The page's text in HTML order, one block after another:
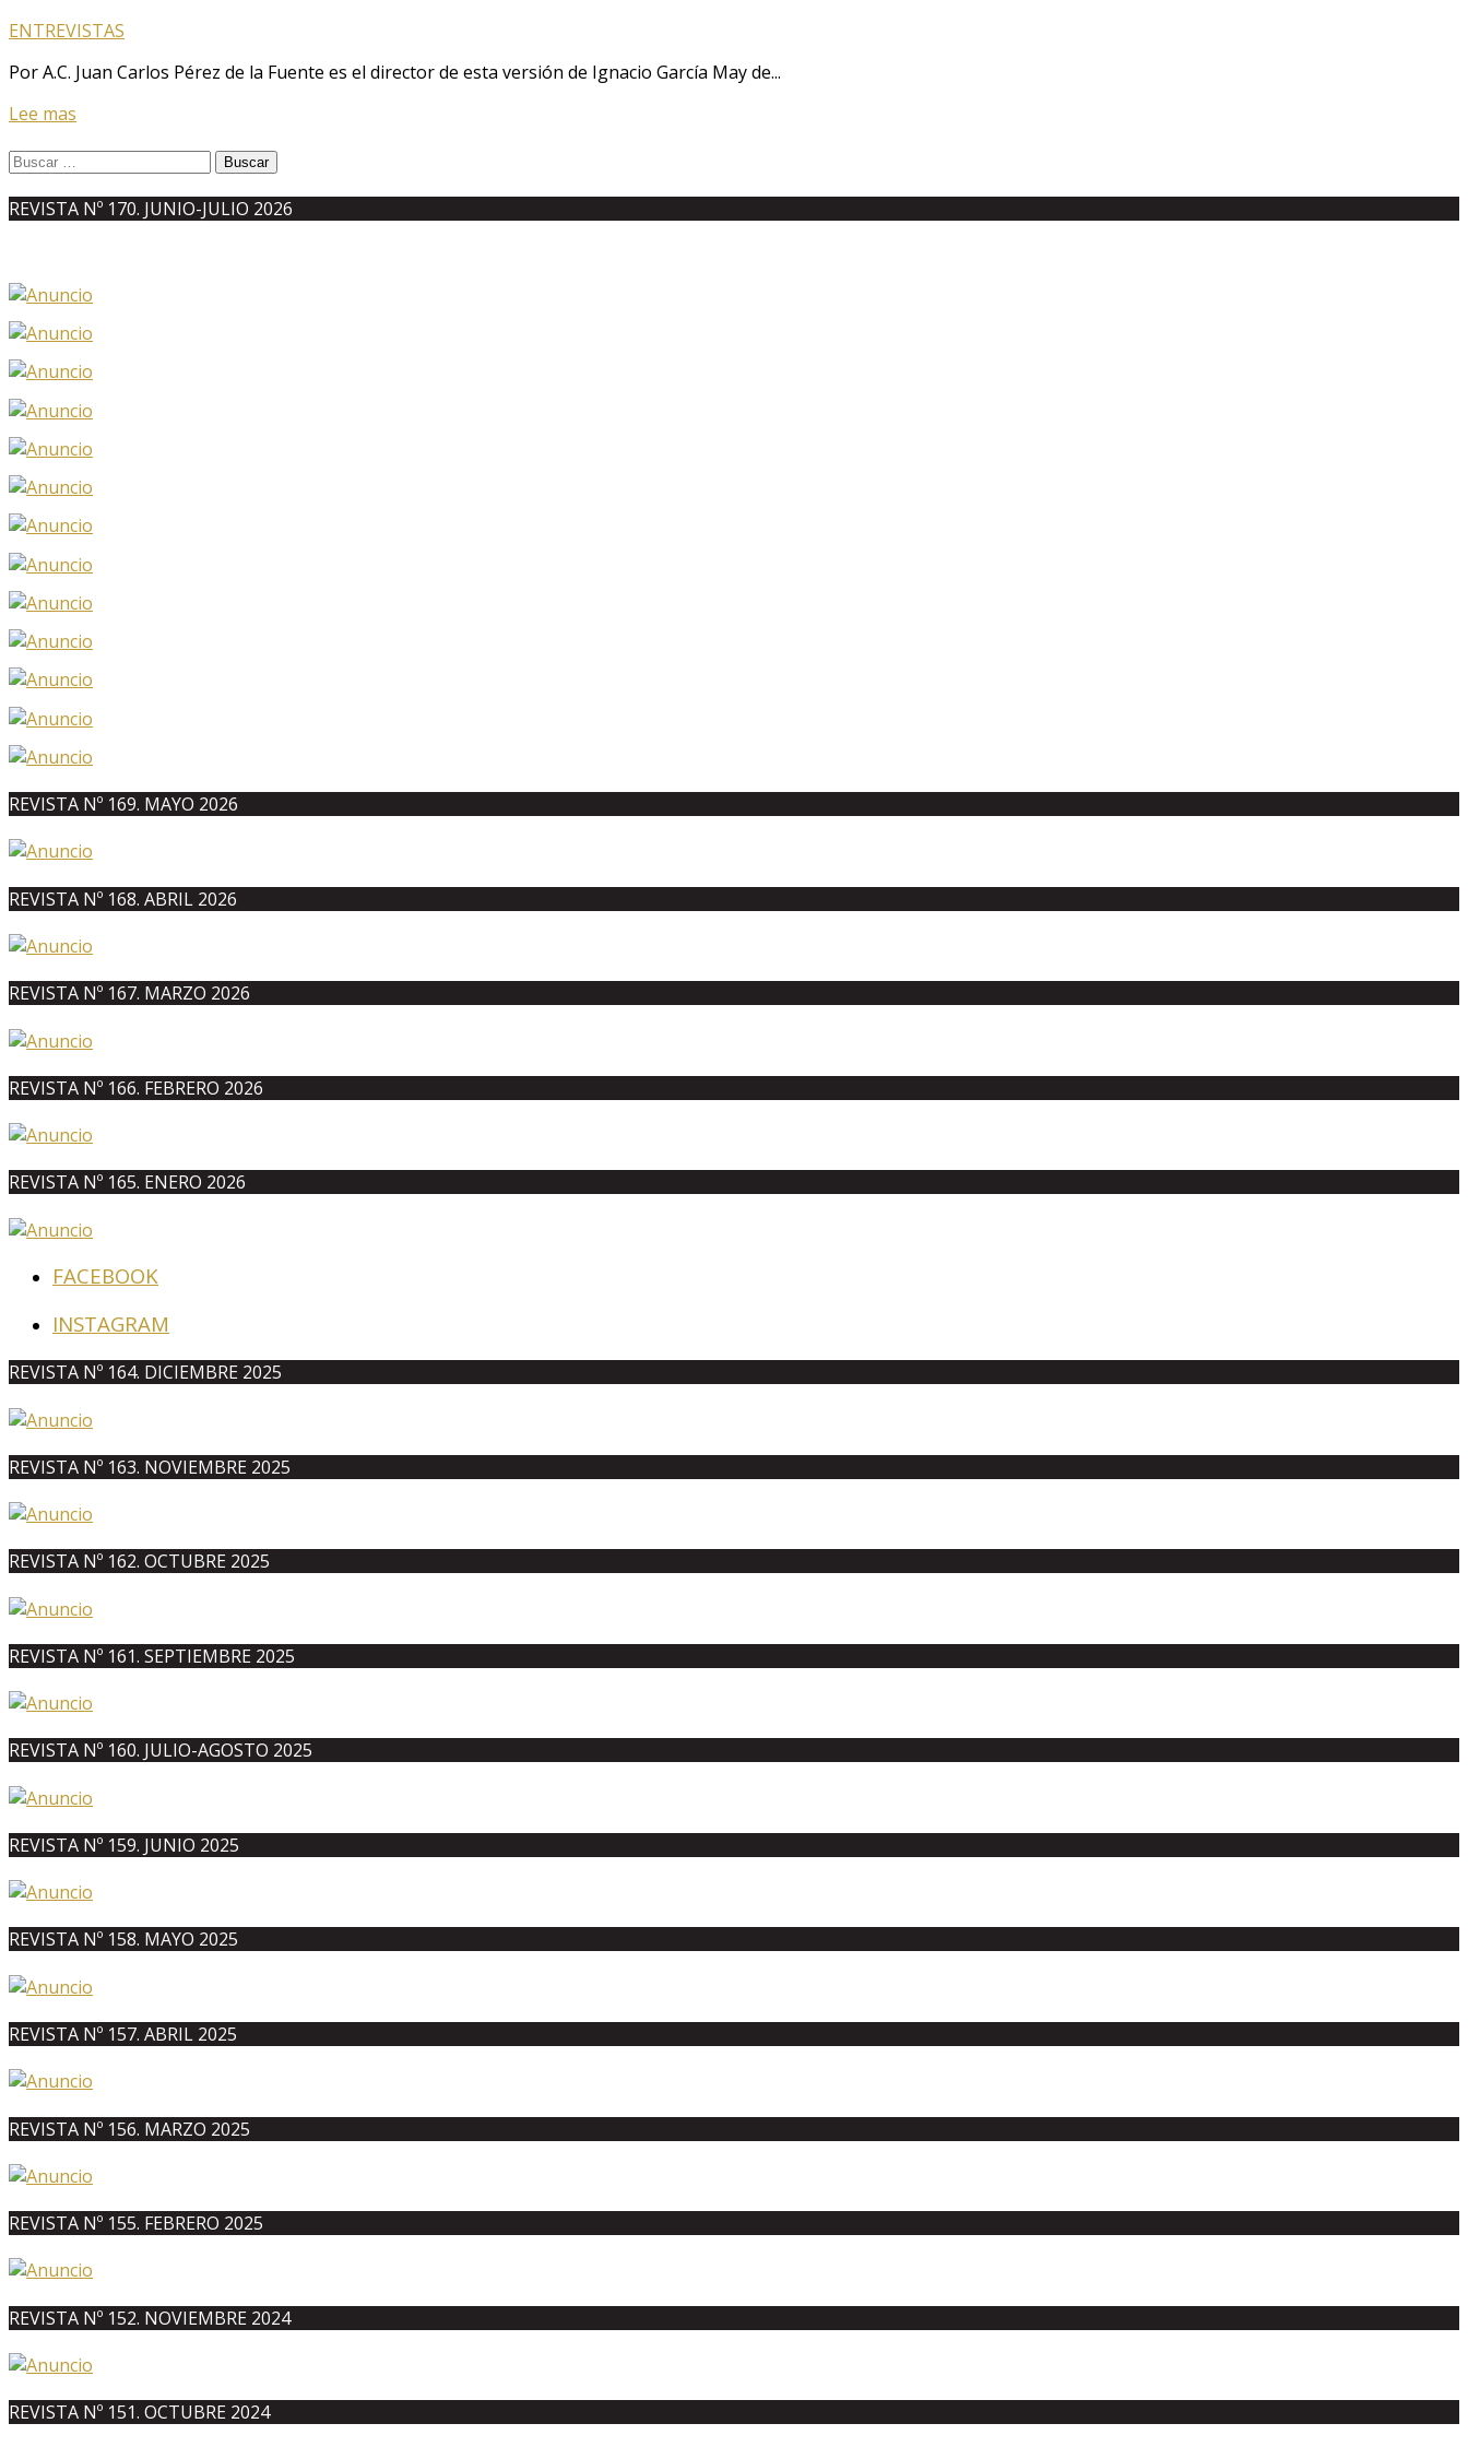
ENTREVISTAS
Por A.C. Juan Carlos Pérez de la Fuente es el director de esta versión de Ignacio García May de...
Lee mas
Buscar:
REVISTA Nº 170. JUNIO-JULIO 2026
REVISTA Nº 169. MAYO 2026
REVISTA Nº 168. ABRIL 2026
REVISTA Nº 167. MARZO 2026
REVISTA Nº 166. FEBRERO 2026
REVISTA Nº 165. ENERO 2026
FACEBOOK
INSTAGRAM
REVISTA Nº 164. DICIEMBRE 2025
REVISTA Nº 163. NOVIEMBRE 2025
REVISTA Nº 162. OCTUBRE 2025
REVISTA Nº 161. SEPTIEMBRE 2025
REVISTA Nº 160. JULIO-AGOSTO 2025
REVISTA Nº 159. JUNIO 2025
REVISTA Nº 158. MAYO 2025
REVISTA Nº 157. ABRIL 2025
REVISTA Nº 156. MARZO 2025
REVISTA Nº 155. FEBRERO 2025
REVISTA Nº 152. NOVIEMBRE 2024
REVISTA Nº 151. OCTUBRE 2024